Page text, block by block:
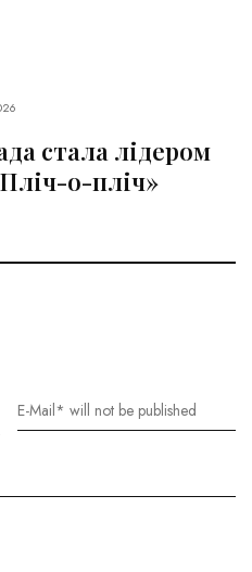
стала лідером
о-пліч»